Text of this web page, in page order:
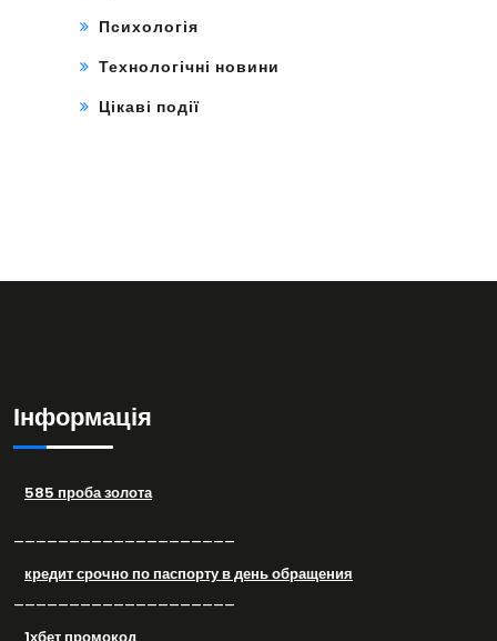
Психологія
Технологічні новини
Цікаві події
Інформація
585 проба золота
––––––––––––––––––––
кредит срочно по паспорту в день обращения
––––––––––––––––––––